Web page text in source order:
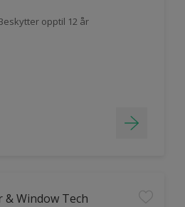
opptil 12 år
Window Tech